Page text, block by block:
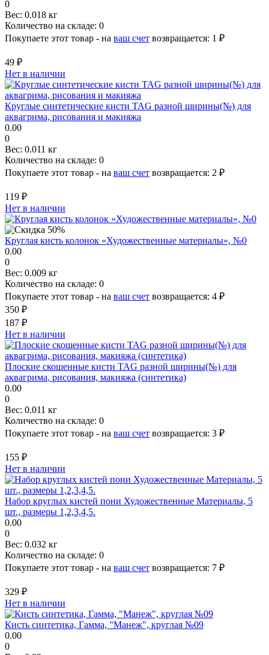
0
Вес: 0.018 кг
Количество на складе: 0
Покупаете этот товар - на ваш счет возвращается: 1 ₽
49 ₽
Нет в наличии
Круглые синтетические кисти TAG разной ширины(№) для
аквагрима, рисования и макияжа
0.00
0
Вес: 0.011 кг
Количество на складе: 0
Покупаете этот товар - на ваш счет возвращается: 2 ₽
119 ₽
Нет в наличии
Круглая кисть колонок «Художественные материалы», №0
0.00
0
Вес: 0.009 кг
Количество на складе: 0
Покупаете этот товар - на ваш счет возвращается: 4 ₽
350 ₽
187 ₽
Нет в наличии
Плоские скошенные кисти TAG разной ширины(№) для
аквагрима, рисования, макияжа (синтетика)
0.00
0
Вес: 0.011 кг
Количество на складе: 0
Покупаете этот товар - на ваш счет возвращается: 3 ₽
155 ₽
Нет в наличии
Набор круглых кистей пони Художественные Материалы, 5
шт., размеры 1,2,3,4,5.
0.00
0
Вес: 0.032 кг
Количество на складе: 0
Покупаете этот товар - на ваш счет возвращается: 7 ₽
329 ₽
Нет в наличии
Кисть синтетика, Гамма, "Манеж", круглая №09
0.00
0